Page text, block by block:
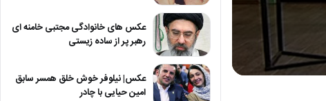
عکس های خانوادگی مجتبی خامنه ای
رهبر پر از ساده زیستی
عکس| نیلوفر خوش خلق همسر سابق
امین حیایی با چادر